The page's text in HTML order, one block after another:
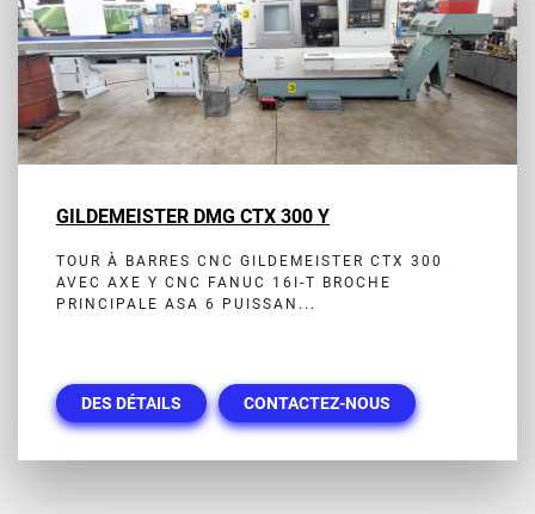
GILDEMEISTER DMG CTX 300 Y
TOUR À BARRES CNC GILDEMEISTER CTX 300
AVEC AXE Y CNC FANUC 16I-T BROCHE
PRINCIPALE ASA 6 PUISSAN...
DES DÉTAILS CONTACTEZ-NOUS